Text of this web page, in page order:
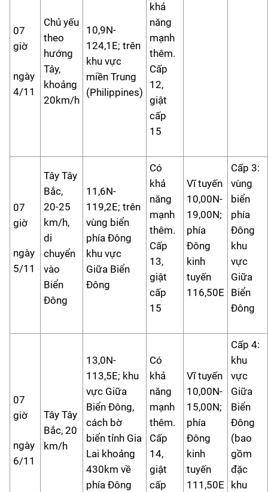
07
giờ
ngày
4/11
Chủ yếu
theo
hướng
Tây,
khoảng
20km/h
10,9N-
124,1E; trên
khu vực
miền Trung
(Philippines)
khả
năng
mạnh
thêm.
Cấp
12,
giật
cấp
15
07
giờ
ngày
5/11
Tây Tây
Bắc,
20-25
km/h,
di
chuyển
vào
Biển
Đông
11,6N-
119,2E; trên
vùng biển
phía Đông
khu vực
Giữa Biển
Đông
Có
khả
năng
mạnh
thêm.
Cấp
13,
giật
cấp
15
Vĩ tuyến
10,00N-
19,00N;
phía
Đông
kinh
tuyến
116,50E
Cấp 3:
vùng
biển
phía
Đông
khu
vực
Giữa
Biển
Đông
07
giờ
ngày
6/11
Tây Tây
Bắc, 20
km/h
13,0N-
113,5E; khu
vực Giữa
Biển Đông,
cách bờ
biển tỉnh Gia
Lai khoảng
430km về
phía Đông
Có
khả
năng
mạnh
thêm.
Cấp
14,
giật
cấp
Vĩ tuyến
10,00N-
15,00N;
phía
Đông
kinh
tuyến
111,50E
Cấp 4:
khu
vực
Giữa
Biển
Đông
(bao
gồm
đặc
khu